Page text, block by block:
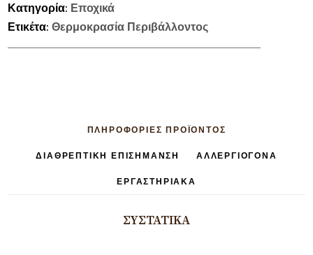
Κατηγορία: Εποχικά
Ετικέτα:Θερμοκρασία Περιβάλλοντος
ΠΛΗΡΟΦΟΡΊΕΣ ΠΡΟΪΟΝΤΟΣ
ΔΙΑΘΡΕΠΤΙΚΉ ΕΠΙΣΉΜΑΝΣΗ ΑΛΛΕΡΓΙΟΓΌΝΑ
ΕΡΓΑΣΤΗΡΙΑΚΆ
ΣΥΣΤΑΤΙΚΆ